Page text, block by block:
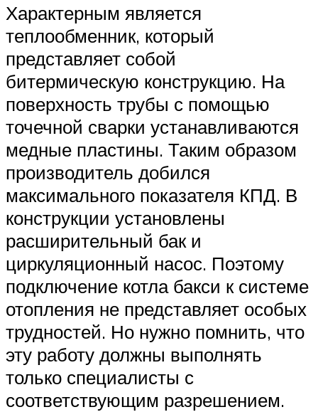
Характерным является
теплообменник, который
представляет собой
битермическую конструкцию. На
поверхность трубы с помощью
точечной сварки устанавливаются
медные пластины. Таким образом
производитель добился
максимального показателя КПД. В
конструкции установлены
расширительный бак и
циркуляционный насос. Поэтому
подключение котла бакси к системе
отопления не представляет особых
трудностей. Но нужно помнить, что
эту работу должны выполнять
только специалисты с
соответствующим разрешением.